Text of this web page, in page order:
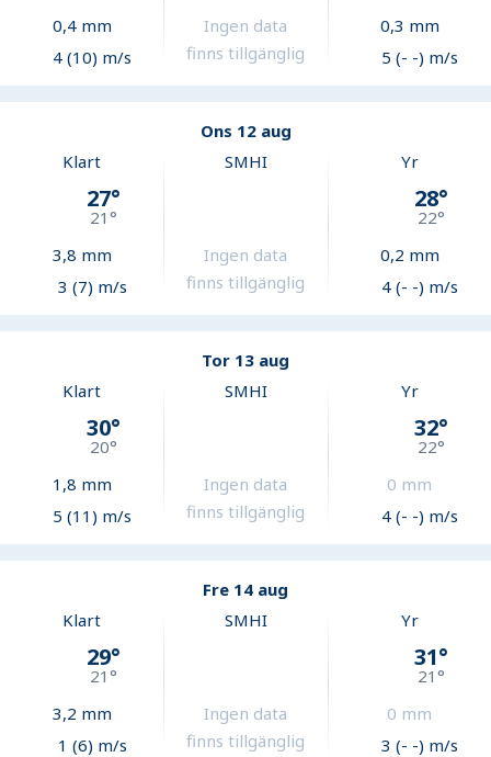
0,4mm
4 (10) m/s
Ingen data
finns tillgänglig
0,3 mm
5 (- -) m/s
Ons 12 aug
Klart
27°
21°
3,8 mm
3 (7) m/s
SMHI
Ingen data
finns tillgänglig
Yr
28°
22°
0,2 mm
4 (- -) m/s
Tor 13 aug
Klart
30°
20°
1,8 mm
5 (11) m/s
SMHI
Ingen data
finns tillgänglig
Yr
32°
22°
0 mm
4 (- -) m/s
Fre 14 aug
Klart
29°
21°
3,2 mm
1 (6) m/s
SMHI
Ingen data
finns tillgänglig
Yr
31°
21°
0 mm
3 (- -) m/s